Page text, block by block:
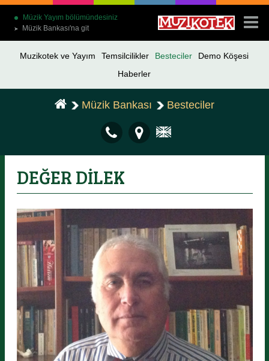
Müzik Yayım bölümündesiniz
➤ Müzik Bankası'na git
Muzikotek ve Yayım Temsilcilikler Besteciler
Demo Köşesi
Haberler
Müzik Bankası Besteciler
DEĞER DİLEK